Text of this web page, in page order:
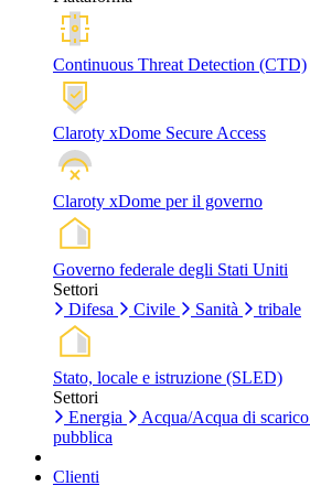
Continuous Threat Detection (CTD)
Claroty xDome Secure Access
Claroty xDome per il governo
Governo federale degli Stati Uniti
Settori
Difesa
Civile Sanità tribale
Stato, locale e istruzione (SLED)
Settori
Energia
Acqua/Acqua di scarico
pubblica
Clienti